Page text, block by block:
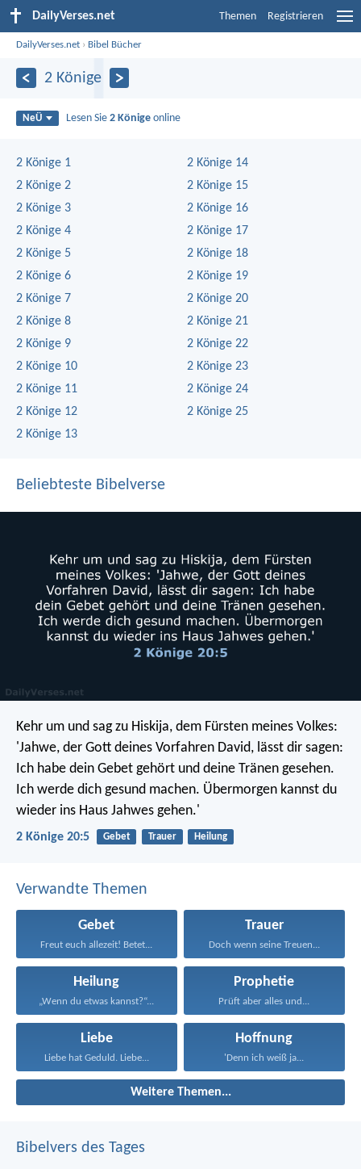
DailyVerses.net Themen Registrieren
DailyVerses.net › Bibel Bücher
2 Könige
NeÜ Lesen Sie2 Könige online
2 Könige 1
2 Könige 2
2 Könige 3
2 Könige 4
2 Könige 5
2 Könige 6
2 Könige 7
2 Könige 8
2 Könige 9
2 Könige 10
2 Könige 11
2 Könige 12
2 Könige 13
2 Könige 14
2 Könige 15
2 Könige 16
2 Könige 17
2 Könige 18
2 Könige 19
2 Könige 20
2 Könige 21
2 Könige 22
2 Könige 23
2 Könige 24
2 Könige 25
Beliebteste Bibelverse
Kehr um und sag zu Hiskija, dem Fürsten meines Volkes:
'Jahwe, der Gott deines Vorfahren David, lässt dir sagen:
Ich habe dein Gebet gehört und deine Tränen gesehen.
Ich werde dich gesund machen. Übermorgen kannst du
wieder ins Haus Jahwes gehen.'
2 Könige 20:5 Gebet Trauer Heilung
Verwandte Themen
Gebet
Freut euch allezeit! Betet...
Trauer
Doch wenn seine Treuen...
Heilung
„Wenn du etwas kannst?“...
Prophetie
Prüft aber alles und...
Liebe
Liebe hat Geduld. Liebe...
Hoffnung
'Denn ich weiß ja...
Weitere Themen...
Bibelvers des Tages